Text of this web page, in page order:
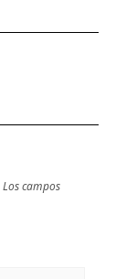
Los campos